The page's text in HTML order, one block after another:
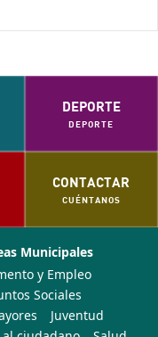
DEPORTE
DEPORTE
CONTACTAR
CUÉNTANOS
Municipales
y Empleo
Sociales
Juventud